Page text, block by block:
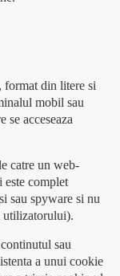
format din litere si
mobil sau
se acceseaza
catre un web-
complet
sau spyware si nu
utilizatorului).
sau
a unui cookie